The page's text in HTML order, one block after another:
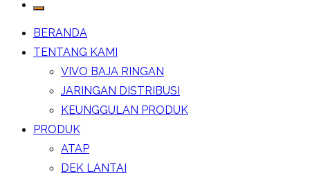
BERANDA
TENTANG KAMI
VIVO BAJA RINGAN
JARINGAN DISTRIBUSI
KEUNGGULAN PRODUK
PRODUK
ATAP
DEK LANTAI